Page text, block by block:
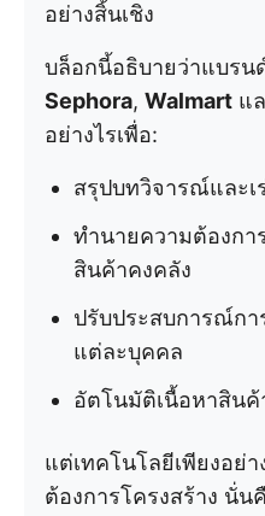
อย่างสิ้นเชิง
บล็อกนี้อธิบายว่าแบรน
Sephora, Walmart แ
อย่างไรเพื่อ:
สรุปบทวิจารณ์และเ
ทำนายความต้องกา
สินค้าคงคลัง
ปรับประสบการณ์กา
แต่ละบุคคล
อัตโนมัติเนื้อหาสิน
แต่เทคโนโลยีเพียงอย่
ต้องการโครงสร้าง นั่น